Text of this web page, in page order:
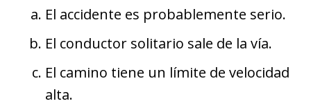
El accidente es probablemente serio.
El conductor solitario sale de la vía.
El camino tiene un límite de velocidad
alta.